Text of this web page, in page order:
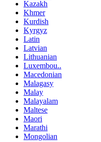
Kazakh
Khmer
Kurdish
Kyrgyz
Latin
Latvian
Lithuanian
Luxembou..
Macedonian
Malagasy
Malay
Malayalam
Maltese
Maori
Marathi
Mongolian